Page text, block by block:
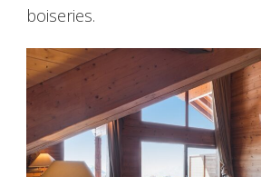
boiseries.